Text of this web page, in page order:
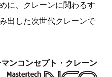
に、
クレーンに関わるす
出した次世代クレーンで
マンコンセプト・クレーン